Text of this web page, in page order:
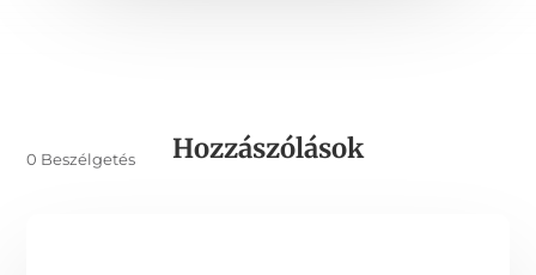
Hozzászólások
0 Beszélgetés